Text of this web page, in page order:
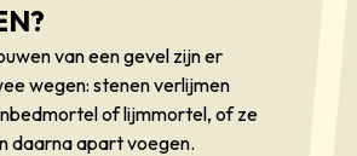
van een gevel zijn er
wegen: stenen verlijmen
of lijmmortel, of ze
daarna apart voegen.